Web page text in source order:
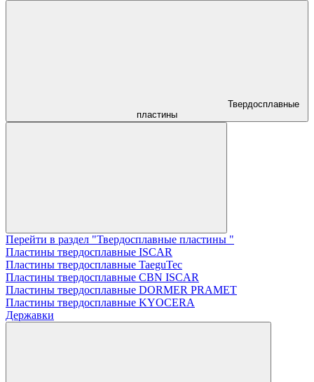
Твердосплавные
пластины
Перейти в раздел "Твердосплавные пластины "
Пластины твердосплавные ISCAR
Пластины твердосплавные TaeguTec
Пластины твердосплавные CBN ISCAR
Пластины твердосплавные DORMER PRAMET
Пластины твердосплавные KYOCERA
Державки